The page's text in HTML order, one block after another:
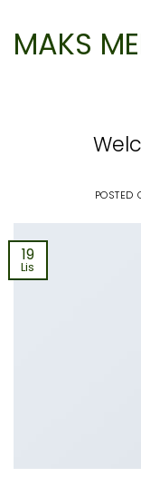
content
MAKS
POSTED
19
Lis